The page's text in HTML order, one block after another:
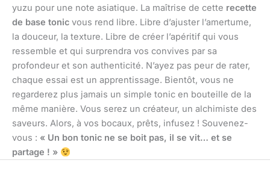
yuzu pour une note asiatique. La maîtrise de cette recette
de base tonic vous rend libre. Libre d’ajuster l’amertume,
la douceur, la texture. Libre de créer l’apéritif qui vous
ressemble et qui surprendra vos convives par sa
profondeur et son authenticité. N’ayez pas peur de rater,
chaque essai est un apprentissage. Bientôt, vous ne
regarderez plus jamais un simple tonic en bouteille de la
même manière. Vous serez un créateur, un alchimiste des
saveurs. Alors, à vos bocaux, prêts, infusez ! Souvenez-
vous : « Un bon tonic ne se boit pas, il se vit… et se
partage ! »